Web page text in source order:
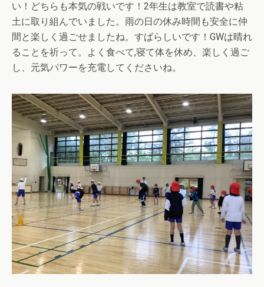
い！どちらも本気の戦いです！2年生は教室で読書や粘
土に取り組んでいました。雨の日の休み時間も安全に仲
間と楽しく過ごせましたね。すばらしいです！GWは晴れ
ることを祈って。よく食べて,寝て体を休め、楽しく過ご
し、元気パワーを充電してくださいね。